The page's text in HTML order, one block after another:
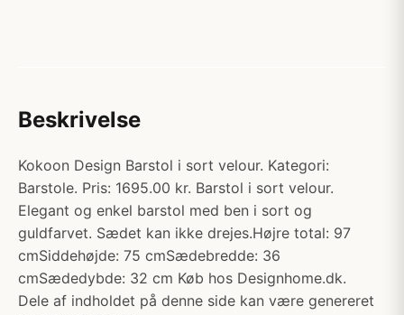
Beskrivelse
Kokoon Design Barstol i sort velour. Kategori:
Barstole. Pris: 1695.00 kr. Barstol i sort velour.
Elegant og enkel barstol med ben i sort og
guldfarvet. Sædet kan ikke drejes.Højre total: 97
cmSiddehøjde: 75 cmSædebredde: 36
cmSædedybde: 32 cm Køb hos Designhome.dk.
Dele af indholdet på denne side kan være genereret